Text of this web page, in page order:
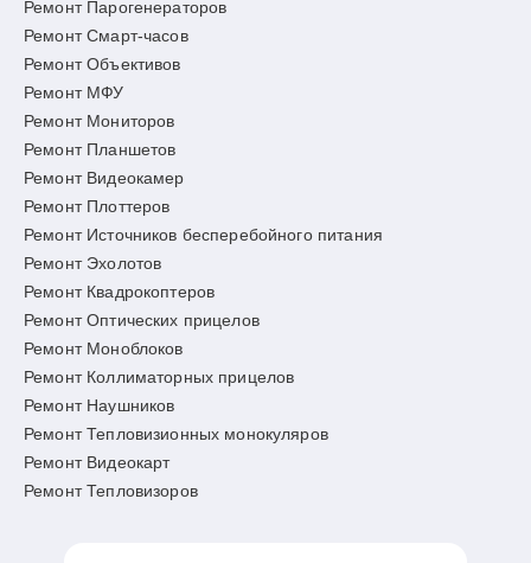
Ремонт Парогенераторов
Ремонт Смарт-часов
Ремонт Объективов
Ремонт МФУ
Ремонт Мониторов
Ремонт Планшетов
Ремонт Видеокамер
Ремонт Плоттеров
Ремонт Источников бесперебойного питания
Ремонт Эхолотов
Ремонт Квадрокоптеров
Ремонт Оптических прицелов
Ремонт Моноблоков
Ремонт Коллиматорных прицелов
Ремонт Наушников
Ремонт Тепловизионных монокуляров
Ремонт Видеокарт
Ремонт Тепловизоров